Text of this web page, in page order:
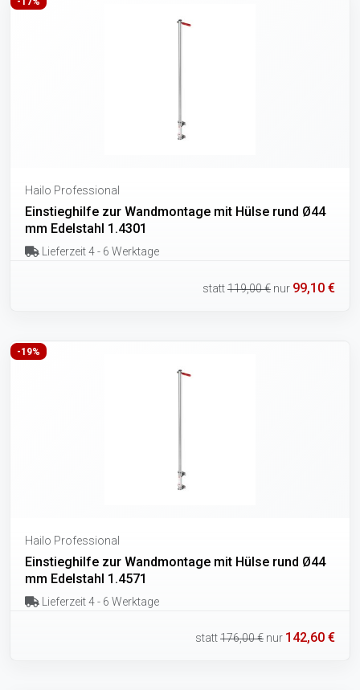
Hailo Professional
Einstieghilfe zur Wandmontage mit Hülse rund Ø44
mm Edelstahl 1.4301
Lieferzeit 4 - 6 Werktage
statt119,00 € nur 99,10 €
-19%
Hailo Professional
Einstieghilfe zur Wandmontage mit Hülse rund Ø44
mm Edelstahl 1.4571
Lieferzeit 4 - 6 Werktage
statt176,00 € nur 142,60 €